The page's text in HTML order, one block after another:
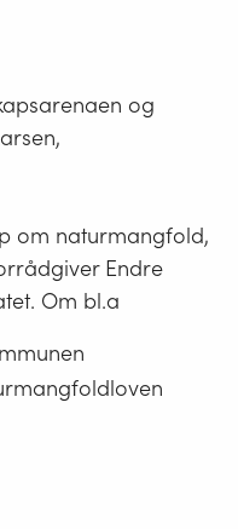
og
om naturmangfold,
Endre
Om bl.a